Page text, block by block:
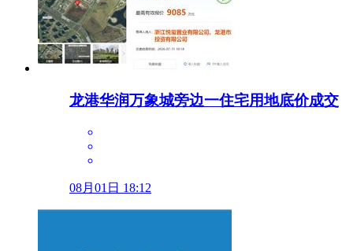
龙港华润万象城旁边一住宅用地底价成交
08月01日 18:12